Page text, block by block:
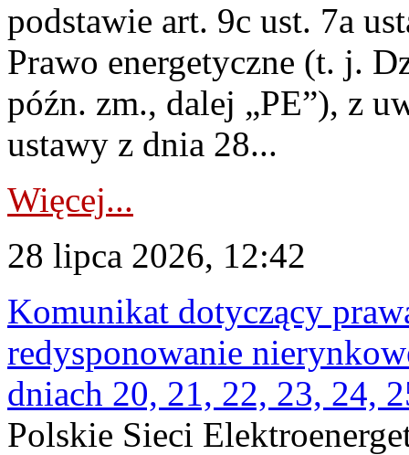
podstawie art. 9c ust. 7a
Prawo energetyczne (t. j.
późn. zm., dalej „PE”), z
ustawy z dnia 28...
Więcej...
28 lipca 2026, 12:42
Komunikat dotyczący
redysponowanie
dniach 20, 21, 22, 23, 24,
Polskie Sieci